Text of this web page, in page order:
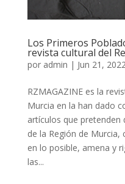
Los Primeros
revista cultural del
por admin | Jun 21,
RZMAGAZINE es la
Murcia en la han dado
artículos que pretenden
de la Región de Murcia,
en lo posible, amena y
las...